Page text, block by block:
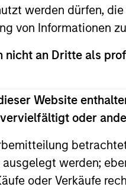
werden dürfen,
von Informationen
an Dritte als
Website
oder
werden;
oder Verkäufe
in finance
of Arts and Sciences.